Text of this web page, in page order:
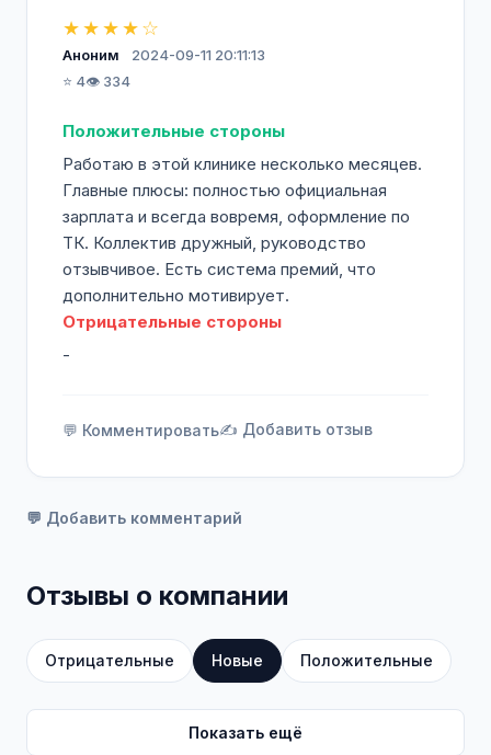
★★★★☆
Аноним
2024-09-11 20:11:13
⭐ 4👁️ 334
Положительные стороны
Работаю в этой клинике несколько месяцев.
Главные плюсы: полностью официальная
зарплата и всегда вовремя, оформление по
ТК. Коллектив дружный, руководство
отзывчивое. Есть система премий, что
дополнительно мотивирует.
Отрицательные стороны
-
💬 Комментировать✍️ Добавить отзыв
💬 Добавить комментарий
Отзывы о компании
Отрицательные Новые Положительные
Показать ещё